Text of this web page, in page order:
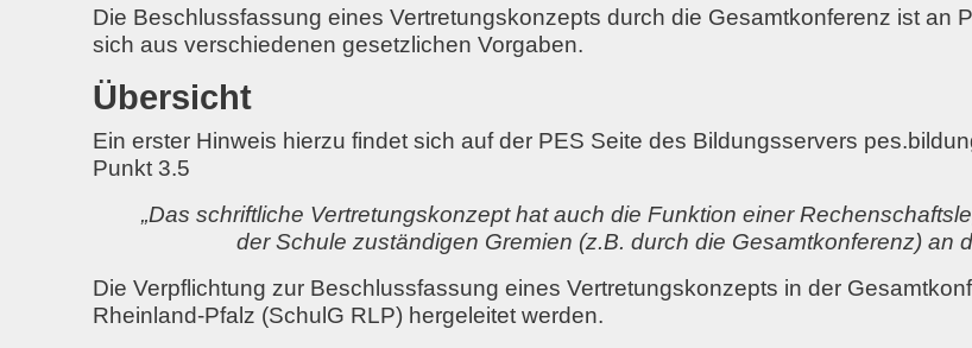
Die Beschlussfassung eines Vertretungskonzepts durch die Gesamtkonferenz ist an
sich aus verschiedenen gesetzlichen Vorgaben.
Übersicht
Ein erster Hinweis hierzu findet sich auf der PES Seite des Bildungsservers
Punkt 3.5
„Das schriftliche Vertretungskonzept hat auch die Funktion einer
der Schule zuständigen Gremien (z.B. durch die Gesamtkonferenz) an
Die Verpflichtung zur Beschlussfassung eines Vertretungskonzepts in der
Rheinland-Pfalz (SchulG RLP) hergeleitet werden.